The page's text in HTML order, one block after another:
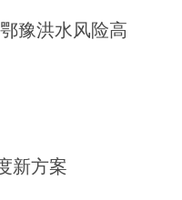
豫洪水风险高
新方案